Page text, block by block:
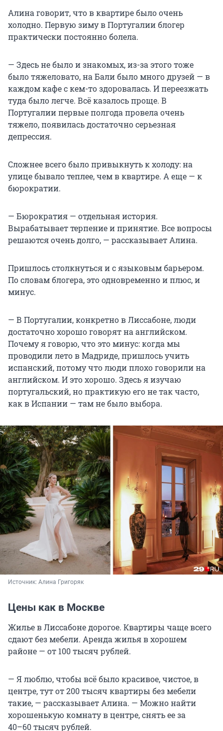
Алина говорит, что в квартире было очень
холодно. Первую зиму в Португалии блогер
практически постоянно болела.
— Здесь не было и знакомых, из-за этого тоже
было тяжеловато, на Бали было много друзей — в
каждом кафе с кем-то здоровалась. И переезжать
туда было легче. Всё казалось проще. В
Португалии первые полгода провела очень
тяжело, появилась достаточно серьезная
депрессия.
Сложнее всего было привыкнуть к холоду: на
улице бывало теплее, чем в квартире. А еще — к
бюрократии.
— Бюрократия — отдельная история.
Вырабатывает терпение и принятие. Все вопросы
решаются очень долго, — рассказывает Алина.
Пришлось столкнуться и с языковым барьером.
По словам блогера, это одновременно и плюс, и
минус.
— В Португалии, конкретно в Лиссабоне, люди
достаточно хорошо говорят на английском.
Почему я говорю, что это минус: когда мы
проводили лето в Мадриде, пришлось учить
испанский, потому что люди плохо говорили на
английском. И это хорошо. Здесь я изучаю
португальский, но практикую его не так часто,
как в Испании — там не было выбора.
Источник: Алина Григоряк
Цены как в Москве
Жилье в Лиссабоне дорогое. Квартиры чаще всего
сдают без мебели. Аренда жилья в хорошем
районе — от 100 тысяч рублей.
— Я люблю, чтобы всё было красивое, чистое, в
центре, тут от200 тысяч квартиры без мебели
такие, — рассказывает Алина. — Можно найти
хорошенькую комнату в центре, снять ее за
40–60 тысяч рублей.